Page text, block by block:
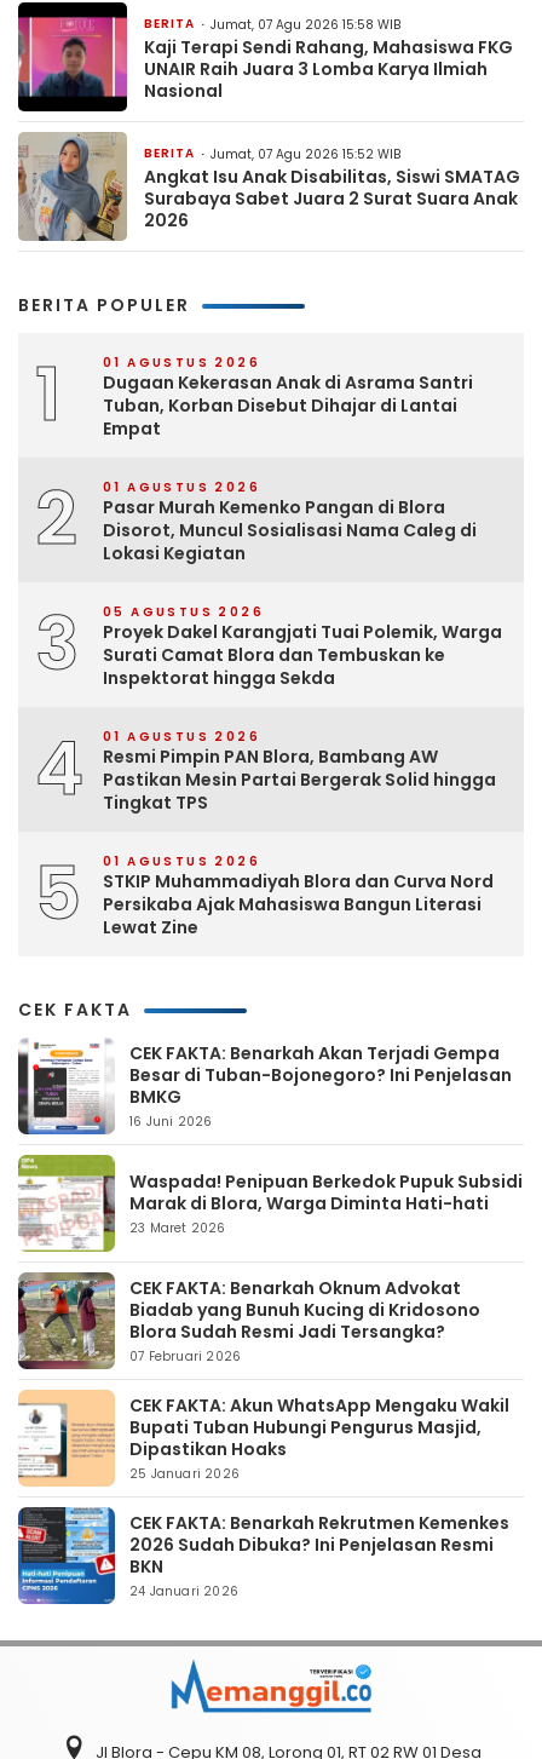
BERITA Jumat, 07 Agu 2026 15:58 WIB
Kaji Terapi Sendi Rahang, Mahasiswa FKG
UNAIR Raih Juara 3 Lomba Karya Ilmiah
Nasional
BERITA Jumat, 07 Agu 2026 15:52 WIB
Angkat Isu Anak Disabilitas, Siswi SMATAG
Surabaya Sabet Juara 2 Surat Suara Anak
2026
BERITA POPULER
1 01 AGUSTUS 2026
Dugaan Kekerasan Anak di Asrama Santri
Tuban, Korban Disebut Dihajar di Lantai
Empat
2 01 AGUSTUS 2026
Pasar Murah Kemenko Pangan di Blora
Disorot, Muncul Sosialisasi Nama Caleg di
Lokasi Kegiatan
3 05 AGUSTUS 2026
Proyek Dakel Karangjati Tuai Polemik, Warga
Surati Camat Blora dan Tembuskan ke
Inspektorat hingga Sekda
4 01 AGUSTUS 2026
Resmi Pimpin PAN Blora, Bambang AW
Pastikan Mesin Partai Bergerak Solid hingga
Tingkat TPS
5 01 AGUSTUS 2026
STKIP Muhammadiyah Blora dan Curva Nord
Persikaba Ajak Mahasiswa Bangun Literasi
Lewat Zine
CEK FAKTA
CEK FAKTA: Benarkah Akan Terjadi Gempa
Besar di Tuban-Bojonegoro? Ini Penjelasan
BMKG
16 Juni 2026
Waspada! Penipuan Berkedok Pupuk Subsidi
Marak di Blora, Warga Diminta Hati-hati
23 Maret 2026
CEK FAKTA: Benarkah Oknum Advokat
Biadab yang Bunuh Kucing di Kridosono
Blora Sudah Resmi Jadi Tersangka?
07 Februari 2026
CEK FAKTA: Akun WhatsApp Mengaku Wakil
Bupati Tuban Hubungi Pengurus Masjid,
Dipastikan Hoaks
25 Januari 2026
CEK FAKTA: Benarkah Rekrutmen Kemenkes
2026 Sudah Dibuka? Ini Penjelasan Resmi
BKN
24 Januari 2026
Jl Blora - Cepu KM 08, Lorong 01, RT 02 RW 01 Desa